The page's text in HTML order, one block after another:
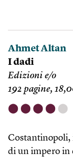
Ahmet Altan
I dadi
Edizioni e/o
192 pagine,
⬤ ⬤ ⬤ ⬤ ⬤
di un impero in